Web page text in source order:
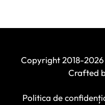
Copyright 2018-2026
Crafted
Politica de